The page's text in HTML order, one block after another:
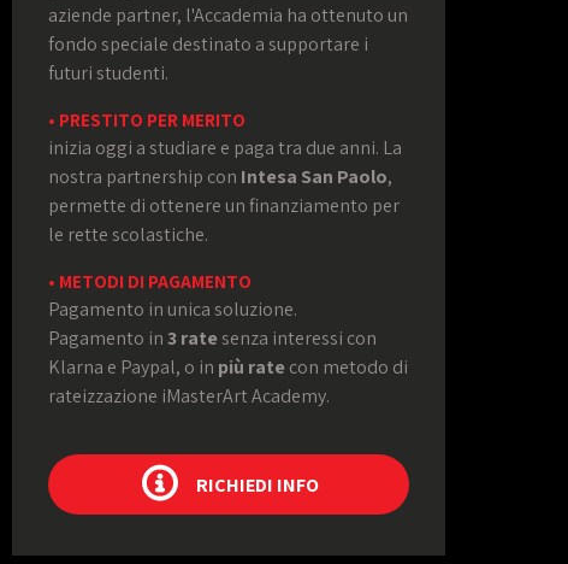
aziende partner, l'Accademia ha ottenuto un
fondo speciale destinato a supportare i
futuri studenti.
• PRESTITO PER MERITO
inizia oggi a studiare e paga tra due anni. La
nostra partnership con Intesa San Paolo,
permette di ottenere un finanziamento per
le rette scolastiche.
• METODI DI PAGAMENTO
Pagamento in unica soluzione.
Pagamento in3 ratesenza interessi con
Klarna e Paypal, o in più rate con metodo di
rateizzazione iMasterArt Academy.
RICHIEDI INFO